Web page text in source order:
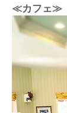
≪カフェ≫